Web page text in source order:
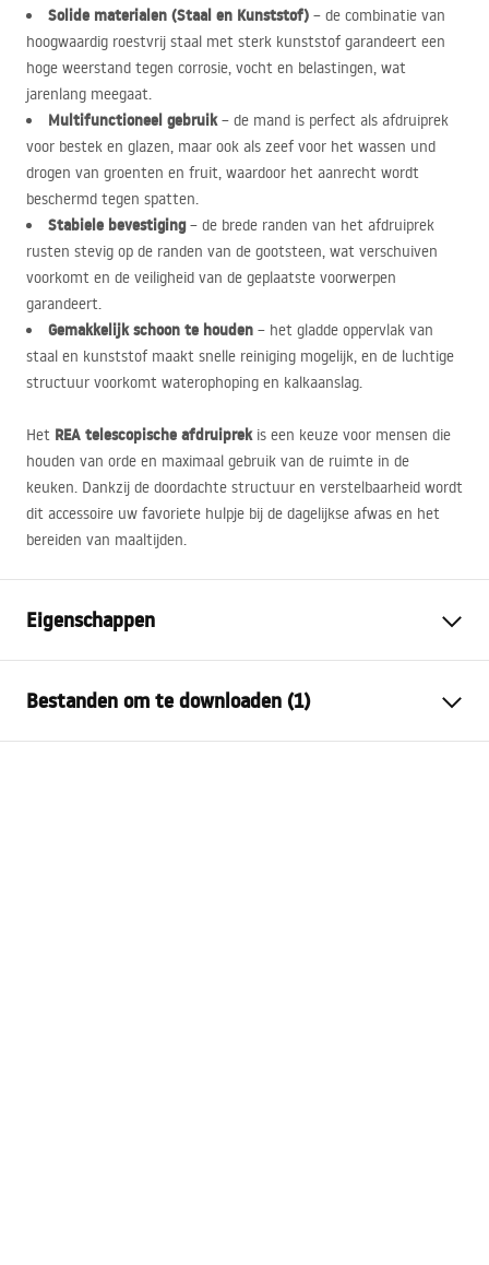
Solide materialen (Staal en Kunststof) – de combinatie van
hoogwaardig roestvrij staal met sterk kunststof garandeert een
hoge weerstand tegen corrosie, vocht en belastingen, wat
jarenlang meegaat.
Multifunctioneel gebruik– de mand is perfect als afdruiprek
voor bestek en glazen, maar ook als zeef voor het wassen und
drogen van groenten en fruit, waardoor het aanrecht wordt
beschermd tegen spatten.
Stabiele bevestiging– de brede randen van het afdruiprek
rusten stevig op de randen van de gootsteen, wat verschuiven
voorkomt en de veiligheid van de geplaatste voorwerpen
garandeert.
Gemakkelijk schoon te houden – het gladde oppervlak van
staal en kunststof maakt snelle reiniging mogelijk, en de luchtige
structuur voorkomt waterophoping en kalkaanslag.
Het REA telescopische afdruiprekis een keuze voor mensen die
houden van orde en maximaal gebruik van de ruimte in de
keuken. Dankzij de doordachte structuur en verstelbaarheid wordt
dit accessoire uw favoriete hulpje bij de dagelijkse afwas en het
bereiden van maaltijden.
Eigenschappen
Materiaal
staal, Plastic
Lengte (mm)
470mm
Bestanden om te downloaden (1)